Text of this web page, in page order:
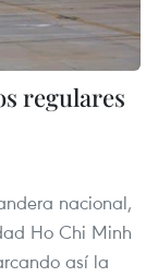
regulares
nacional,
Ho Chi Minh
así la